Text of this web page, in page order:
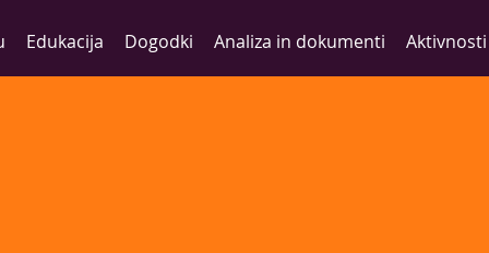
Edukacija Dogodki Analiza in dokumenti Aktivnosti